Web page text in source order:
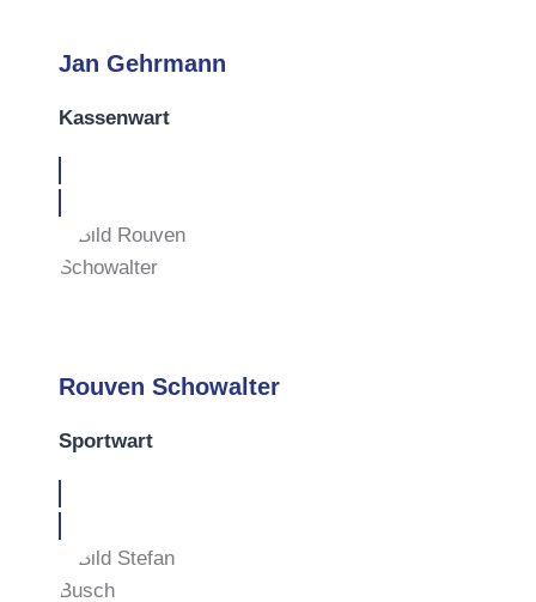
Jan Gehrmann
Kassenwart
Rouven Schowalter
Sportwart